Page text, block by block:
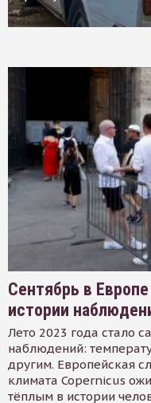
Сентябрь в
истории
Лето 2023 года стало
наблюдений:
другим. Европейская
климата Copernicus
тёплым в истории